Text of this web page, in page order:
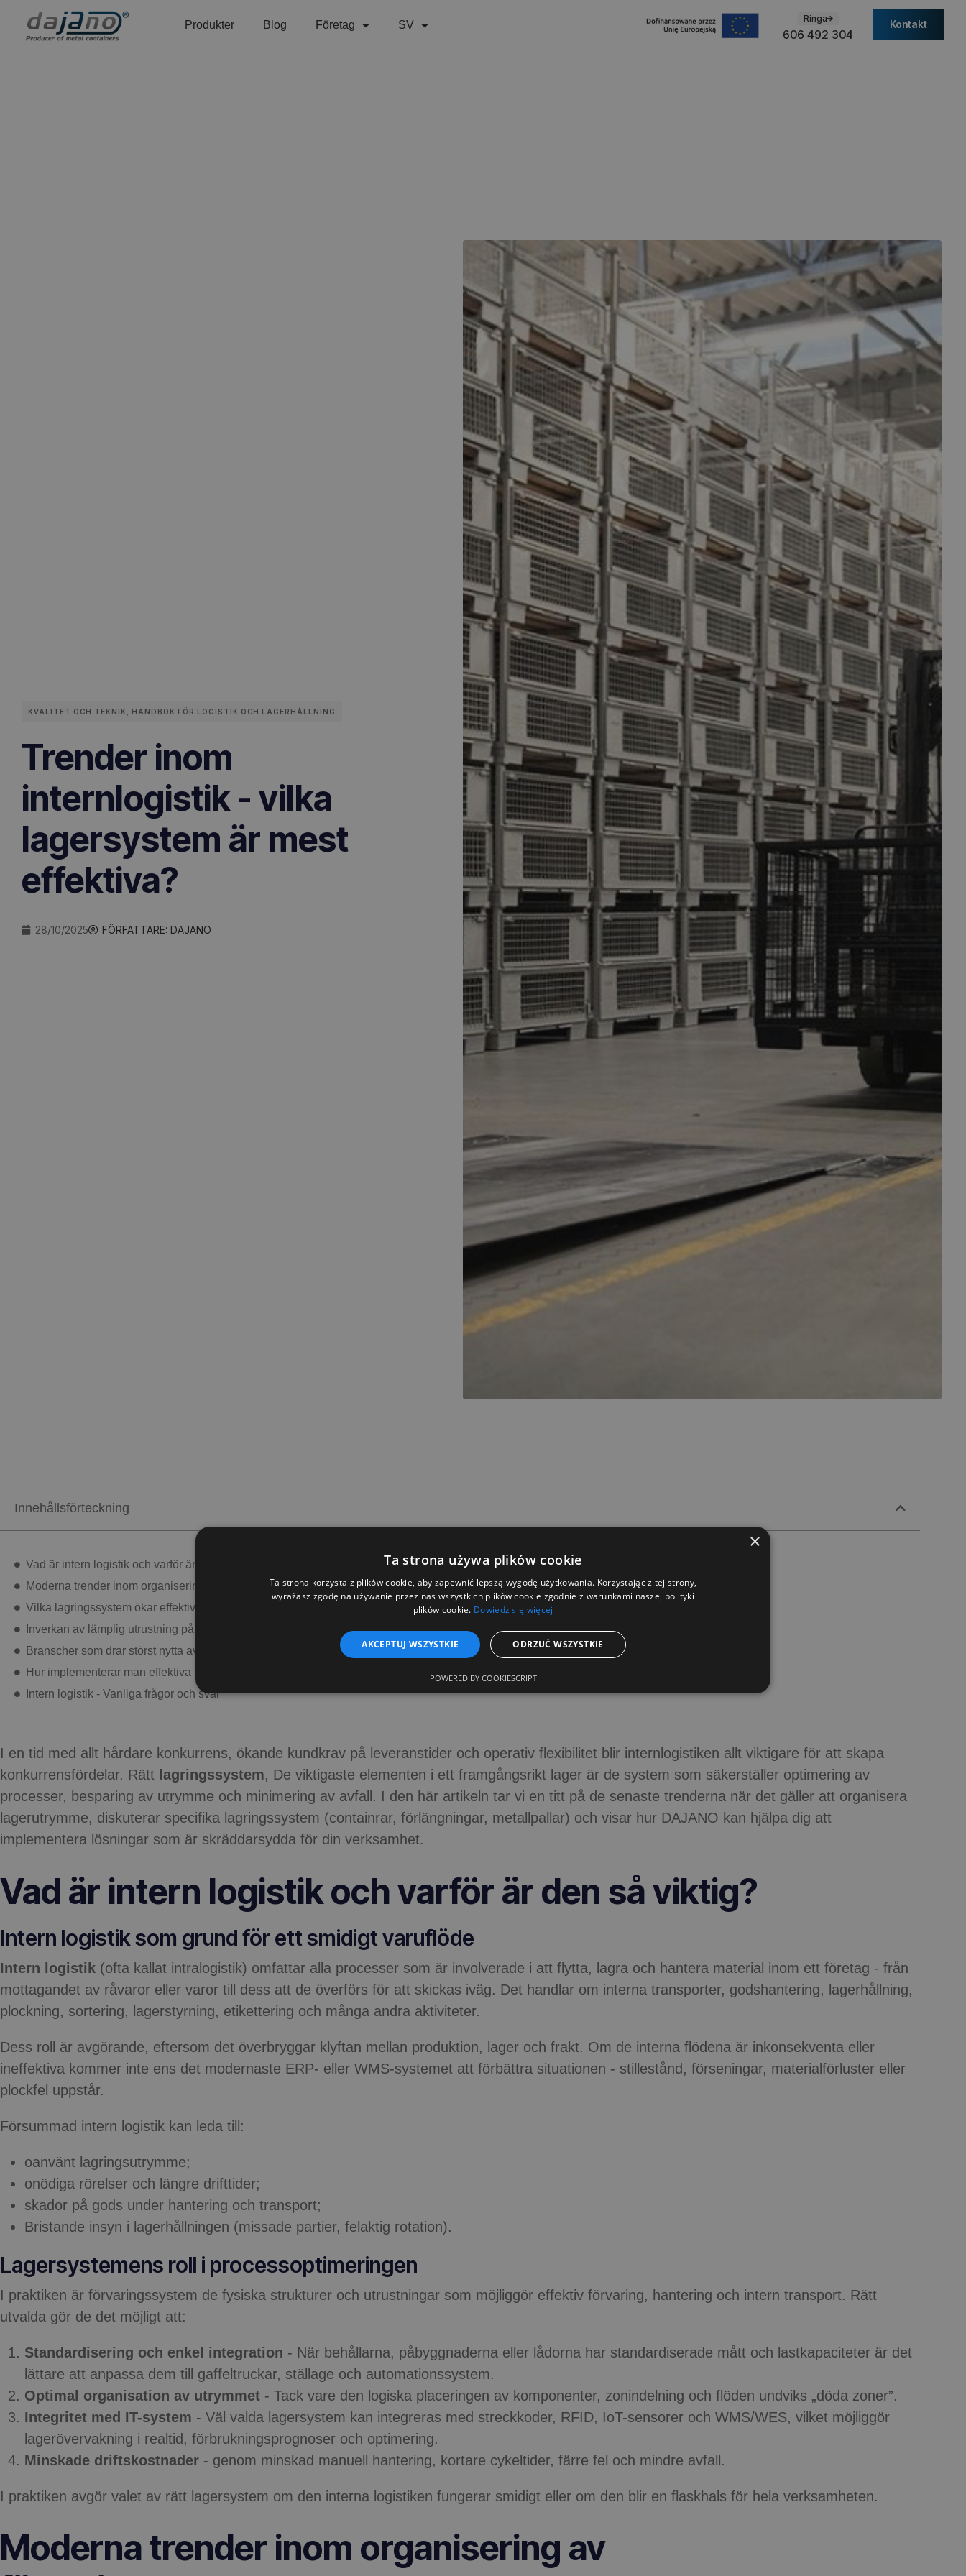
Produkter Blog Företag SV
Ringa
606 492 304
Kontakt
KVALITET OCH TEKNIK HANDBOK FÖR LOGISTIK OCH LAGERHÅLLNING
Trender inom
internlogistik - vilka
lagersystem är mest
effektiva?
28/10/2025 FÖRFATTARE: DAJANO
Innehållsförteckning
Vad är intern logistik och varför är den så viktig?
Moderna trender inom organisering av förvaringsutrymmen
Vilka lagringssystem ökar effektiviteten i verksamheten?
Inverkan av lämplig utrustning på lagrets effektivitet
Branscher som drar störst nytta av implementeringen av moderna system
Hur implementerar man effektiva lagersystem med DAJANO?
Intern logistik - Vanliga frågor och svar
I en tid med allt hårdare konkurrens, ökande kundkrav på leveranstider och operativ flexibilitet blir internlogistiken allt viktigare för att skapa
konkurrensfördelar. Rätt lagringssystem, De viktigaste elementen i ett framgångsrikt lager är de system som säkerställer optimering av
processer, besparing av utrymme och minimering av avfall. I den här artikeln tar vi en titt på de senaste trenderna när det gäller att organisera
lagerutrymme, diskuterar specifika lagringssystem (containrar, förlängningar, metallpallar) och visar hur DAJANO kan hjälpa dig att
implementera lösningar som är skräddarsydda för din verksamhet.
Vad är intern logistik och varför är den så viktig?
Intern logistik som grund för ett smidigt varuflöde
Intern logistik (ofta kallat intralogistik) omfattar alla processer som är involverade i att flytta, lagra och hantera material inom ett företag - från
mottagandet av råvaror eller varor till dess att de överförs för att skickas iväg. Det handlar om interna transporter, godshantering, lagerhållning,
plockning, sortering, lagerstyrning, etikettering och många andra aktiviteter.
Dess roll är avgörande, eftersom det överbryggar klyftan mellan produktion, lager och frakt. Om de interna flödena är inkonsekventa eller
ineffektiva kommer inte ens det modernaste ERP- eller WMS-systemet att förbättra situationen - stillestånd, förseningar, materialförluster eller
plockfel uppstår.
Försummad intern logistik kan leda till:
oanvänt lagringsutrymme;
onödiga rörelser och längre drifttider;
skador på gods under hantering och transport;
Bristande insyn i lagerhållningen (missade partier, felaktig rotation).
Lagersystemens roll i processoptimeringen
I praktiken är förvaringssystem de fysiska strukturer och utrustningar som möjliggör effektiv förvaring, hantering och intern transport. Rätt
utvalda gör de det möjligt att:
Standardisering och enkel integration - När behållarna, påbyggnaderna eller lådorna har standardiserade mått och lastkapaciteter är det
lättare att anpassa dem till gaffeltruckar, ställage och automationssystem.
Optimal organisation av utrymmet - Tack vare den logiska placeringen av komponenter, zonindelning och flöden undviks „döda zoner”.
Integritet med IT-system - Väl valda lagersystem kan integreras med streckkoder, RFID, IoT-sensorer och WMS/WES, vilket möjliggör
lagerövervakning i realtid, förbrukningsprognoser och optimering.
Minskade driftskostnader - genom minskad manuell hantering, kortare cykeltider, färre fel och mindre avfall.
I praktiken avgör valet av rätt lagersystem om den interna logistiken fungerar smidigt eller om den blir en flaskhals för hela verksamheten.
Moderna trender inom organisering av
×
Ta strona używa plików cookie
Ta strona korzysta z plików cookie, aby zapewnić lepszą wygodę użytkowania. Korzystając z tej strony,
wyrażasz zgodę na używanie przez nas wszystkich plików cookie zgodnie z warunkami naszej polityki
plików cookie. Dowiedz się więcej
AKCEPTUJ WSZYSTKIE ODRZUĆ WSZYSTKIE
POWERED BY COOKIESCRIPT